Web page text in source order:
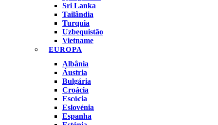
Sri Lanka
Tailândia
Turquia
Uzbequistão
Vietname
EUROPA
Albânia
Áustria
Bulgária
Croácia
Escócia
Eslovénia
Espanha